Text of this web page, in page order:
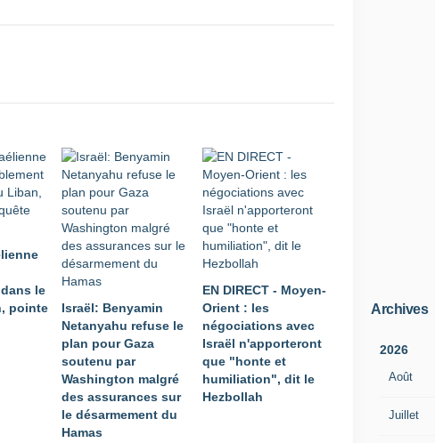
le
pointe
Israël: Benyamin
Netanyahu refuse le
plan pour Gaza
soutenu par
Washington malgré
des assurances sur
le désarmement du
Hamas
EN DIRECT - Moyen-
Orient : les
négociations avec
Israël n'apporteront
que "honte et
humiliation", dit le
Hezbollah
Archives
2026
Août
Juillet